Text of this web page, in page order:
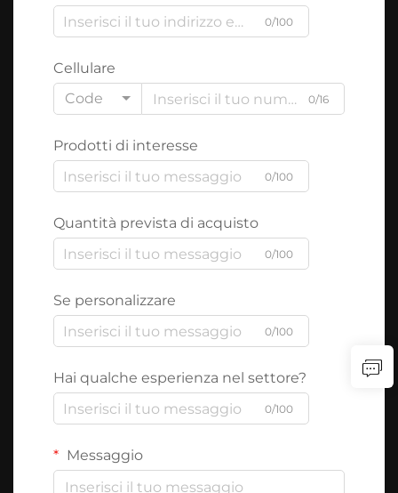
0/100
Cellulare
Code
0/16
Prodotti di interesse
0/100
Quantità prevista di acquisto
0/100
Se personalizzare
0/100
Hai qualche esperienza nel settore?
0/100
Messaggio